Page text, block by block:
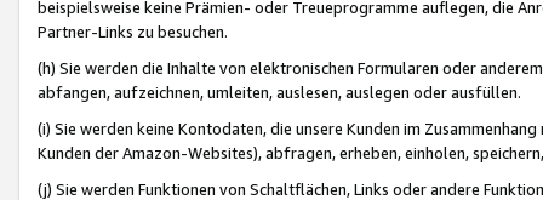
beispielsweise keine Prämien- oder Treueprogramme auflegen, die
Partner-Links zu besuchen.
(h) Sie werden die Inhalte von elektronischen Formularen oder
abfangen, aufzeichnen, umleiten, auslesen, auslegen oder ausfüllen.
(i) Sie werden keine Kontodaten, die unsere Kunden im
Kunden der Amazon-Websites), abfragen, erheben, einholen,
(j) Sie werden Funktionen von Schaltflächen, Links oder andere